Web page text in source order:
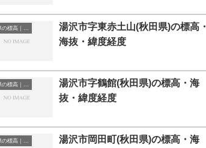
湯沢市字東赤土山(秋田県)の標高・
海抜・緯度経度
湯沢市字鶴館(秋田県)の標高・海
抜・緯度経度
湯沢市岡田町(秋田県)の標高・海